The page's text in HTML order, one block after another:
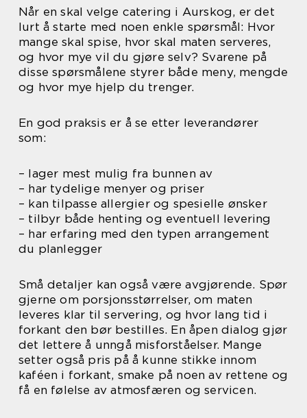
Når en skal velge catering i Aurskog, er det
lurt å starte med noen enkle spørsmål: Hvor
mange skal spise, hvor skal maten serveres,
og hvor mye vil du gjøre selv? Svarene på
disse spørsmålene styrer både meny, mengde
og hvor mye hjelp du trenger.
En god praksis er å se etter leverandører
som:
– lager mest mulig fra bunnen av
– har tydelige menyer og priser
– kan tilpasse allergier og spesielle ønsker
– tilbyr både henting og eventuell levering
– har erfaring med den typen arrangement
du planlegger
Små detaljer kan også være avgjørende. Spør
gjerne om porsjonsstørrelser, om maten
leveres klar til servering, og hvor lang tid i
forkant den bør bestilles. En åpen dialog gjør
det lettere å unngå misforståelser. Mange
setter også pris på å kunne stikke innom
kaféen i forkant, smake på noen av rettene og
få en følelse av atmosfæren og servicen.